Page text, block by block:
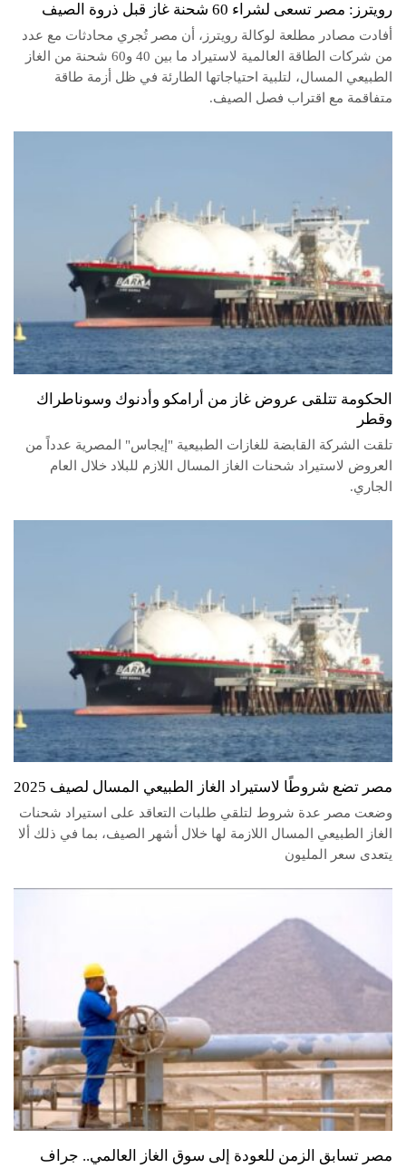
رويترز: مصر تسعى لشراء 60 شحنة غاز قبل ذروة الصيف
أفادت مصادر مطلعة لوكالة رويترز، أن مصر تُجري محادثات مع عدد
من شركات الطاقة العالمية لاستيراد ما بين 40 و60 شحنة من الغاز
الطبيعي المسال، لتلبية احتياجاتها الطارئة في ظل أزمة طاقة
متفاقمة مع اقتراب فصل الصيف.
الحكومة تتلقى عروض غاز من أرامكو وأدنوك وسوناطراك
وقطر
تلقت الشركة القابضة للغازات الطبيعية "إيجاس" المصرية عدداً من
العروض لاستيراد شحنات الغاز المسال اللازم للبلاد خلال العام
الجاري.
مصر تضع شروطًا لاستيراد الغاز الطبيعي المسال لصيف 2025
وضعت مصر عدة شروط لتلقي طلبات التعاقد على استيراد شحنات
الغاز الطبيعي المسال اللازمة لها خلال أشهر الصيف، بما في ذلك ألا
يتعدى سعر المليون
مصر تسابق الزمن للعودة إلى سوق الغاز العالمي.. جراف